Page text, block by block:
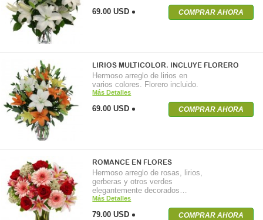
69.00 USD COMPRAR AHORA
LIRIOS MULTICOLOR. INCLUYE FLORERO
Hermoso arreglo de lirios en
varios colores. Florero incluido.
Más Detalles
69.00 USD COMPRAR AHORA
ROMANCE EN FLORES
Hermoso arreglo de rosas, lirios,
gerberas y otros verdes
elegantemente decorados…
Más Detalles
79.00 USD COMPRAR AHORA